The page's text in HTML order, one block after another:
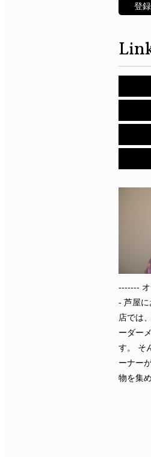
登録
-------
- 芦屋
店では
ーダー
す。 そ
ーナー
物を集